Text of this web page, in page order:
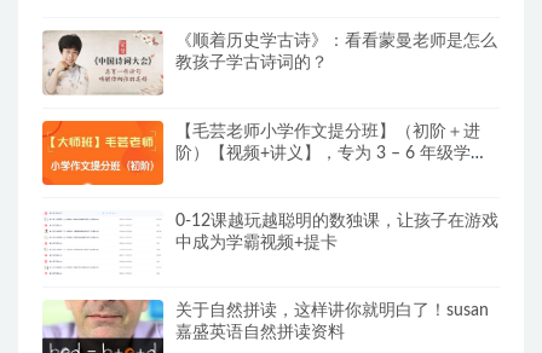
《顺着历史学古诗》：看看蒙曼老师是怎么
教孩子学古诗词的？
【毛芸老师小学作文提分班】（初阶＋进
阶）【视频+讲义】，专为 3 – 6 年级学员
0-12课越玩越聪明的数独课，让孩子在游戏
中成为学霸视频+提卡
关于自然拼读，这样讲你就明白了！susan
嘉盛英语自然拼读资料